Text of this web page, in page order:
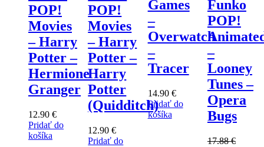
POP!
Movies
– Harry
Potter –
Hermione
Granger
12.90 €
Pridať do
košíka
POP!
Movies
– Harry
Potter –
Harry
Potter
(Quidditch)
12.90€
Pridať do
Games
–
Overwatch
–
Tracer
14.90 €
Pridať do
košíka
Funko
POP!
–
Looney
Tunes –
Opera
Bugs
17.88€